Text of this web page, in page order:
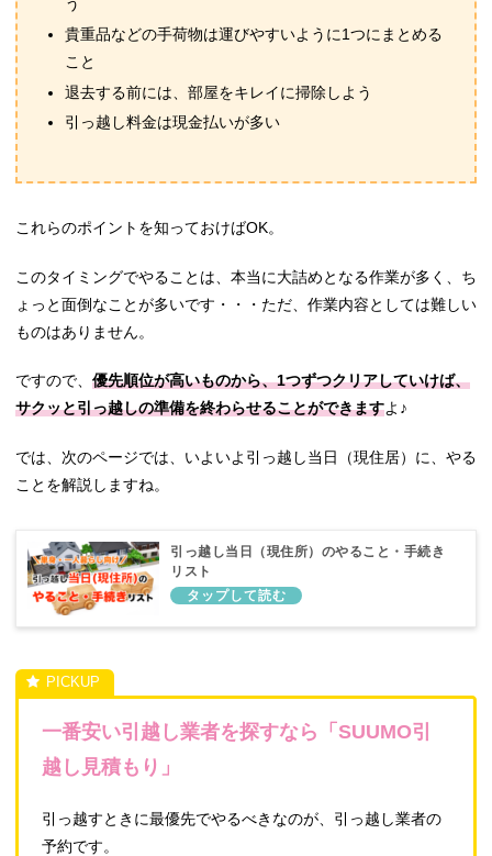
貴重品などの手荷物は運びやすいように1つにまとめる
こと
退去する前には、部屋をキレイに掃除しよう
引っ越し料金は現金払いが多い
これらのポイントを知っておけばOK。
このタイミングでやることは、本当に大詰めとなる作業が多く、ち
ょっと面倒なことが多いです・・・ただ、作業内容としては難しい
ものはありません。
ですので、 優先順位が高いものから、1つずつクリアしていけば、
サクッと引っ越しの準備を終わらせることができますよ♪
では、次のページでは、いよいよ引っ越し当日（現住居）に、やる
ことを解説しますね。
引っ越し当日（現住所）のやること・手続き
リスト
一番安い引越し業者を探すなら「SUUMO引
越し見積もり」
引っ越すときに最優先でやるべきなのが、引っ越し業者の
予約です。